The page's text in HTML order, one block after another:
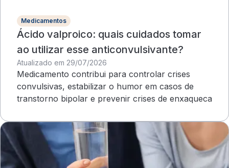
Medicamentos
Ácido valproico: quais cuidados tomar
ao utilizar esse anticonvulsivante?
Atualizado em 29/07/2026
Medicamento contribui para controlar crises
convulsivas, estabilizar o humor em casos de
transtorno bipolar e prevenir crises de enxaqueca